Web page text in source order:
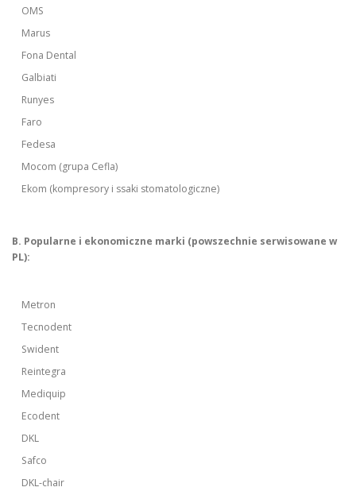
OMS
Marus
Fona Dental
Galbiati
Runyes
Faro
Fedesa
Mocom (grupa Cefla)
Ekom (kompresory i ssaki stomatologiczne)
B. Popularne i ekonomiczne marki (powszechnie serwisowane w
PL):
Metron
Tecnodent
Swident
Reintegra
Mediquip
Ecodent
DKL
Safco
DKL-chair